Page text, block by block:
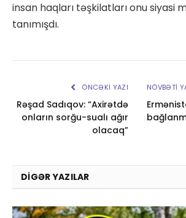
insan haqları təşkilatları onu siyasi
tanımışdı.
ÖNCƏKI YAZI
Rəşad Sadıqov: “Axirətdə
onların sorğu-sualı ağır
olacaq”
NÖVBƏTI
DIGƏR YAZILAR